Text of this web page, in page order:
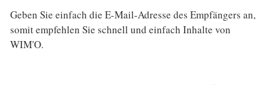
Geben Sie einfach die E-Mail-Adresse des Empfängers an,
somit empfehlen Sie schnell und einfach Inhalte von
WIM'O.